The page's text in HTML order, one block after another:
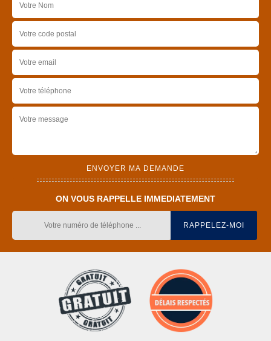
ON VOUS RAPPELLE IMMEDIATEMENT